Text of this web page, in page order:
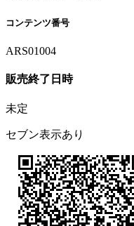
コンテンツ番号
ARS01004
販売終了日時
未定
セブン表示あり